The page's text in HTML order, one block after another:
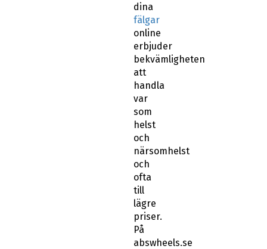
dina
fälgar
online
erbjuder
bekvämligheten
att
handla
var
som
helst
och
närsomhelst
och
ofta
till
lägre
priser.
På
abswheels.se